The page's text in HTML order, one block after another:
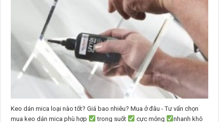
Keo dán mica loại nào tốt? Giá bao nhiêu? Mua ở đâu - Tư vấn chọn
mua keo dán mica phù hợp
trong suốt cực mỏng
nhanh khô